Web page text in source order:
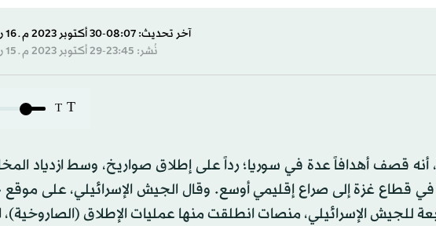
آخر تحديث: 08:07-30 أكتوبر 2023 م ـ 16 ربيع الثاني 1445 هـ
نُشر: 23:45-29 أكتوبر 2023 م ـ 15 ربيع الثاني 1445 هـ
T
T
أنه قصف أهدافاً عدة في سوريا؛ رداً على إطلاق صواريخ، وسط ازدياد
قطاع غزة إلى صراع إقليمي أوسع. وقال الجيش الإسرائيلي، على
للجيش الإسرائيلي، منصات انطلقت منها عمليات الإطلاق (الصاروخية)،